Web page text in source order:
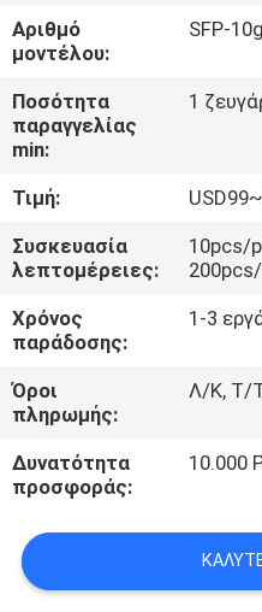
ΠΟΙΟΤΙΚΌΣ
ΈΛΕΓΧΟΣ
ΕΛΆΤΕ
ΣΕ
ΕΠΑΦΉ
ΜΕ
ΕΙΔΉΣΕΙΣ
ΖΗΤΉΣΤΕ
ΈΝΑ
ΑΠΌΣΠΑΣΜΑ
Αριθμό
μοντέλου:
SFP-
Ποσότητα
παραγγελίας
min:
1
Τιμή:
Συσκευασία
λεπτομέρειες:
10pcs/
Χρόνος
παράδοσης:
1-3
Όροι
πληρωμής:
Λ/Κ, Τ/
Δυνατότητα
προσφοράς:
10.000